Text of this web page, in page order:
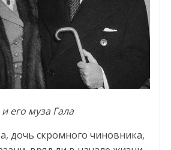
его муза Гала
дочь скромного чиновника,